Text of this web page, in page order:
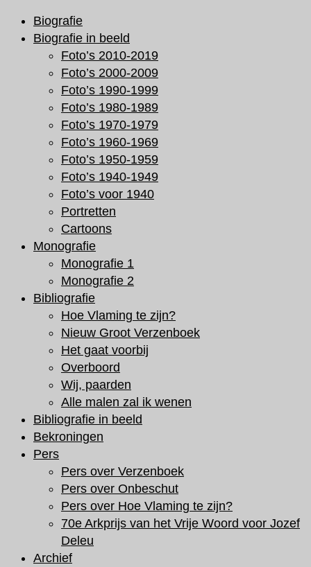
naar
Biografie
Biografie in beeld
Foto’s 2010-2019
Foto’s 2000-2009
Foto’s 1990-1999
Foto’s 1980-1989
Foto’s 1970-1979
Foto’s 1960-1969
Foto’s 1950-1959
Foto’s 1940-1949
Foto’s voor 1940
Portretten
Cartoons
Monografie
Monografie 1
Monografie 2
Bibliografie
Hoe Vlaming te zijn?
Nieuw Groot Verzenboek
Het gaat voorbij
Overboord
Wij, paarden
Alle malen zal ik wenen
Bibliografie in beeld
Bekroningen
Pers
Pers over Verzenboek
Pers over Onbeschut
Pers over Hoe Vlaming te zijn?
70e Arkprijs van het Vrije Woord voor Jozef
Deleu
Archief